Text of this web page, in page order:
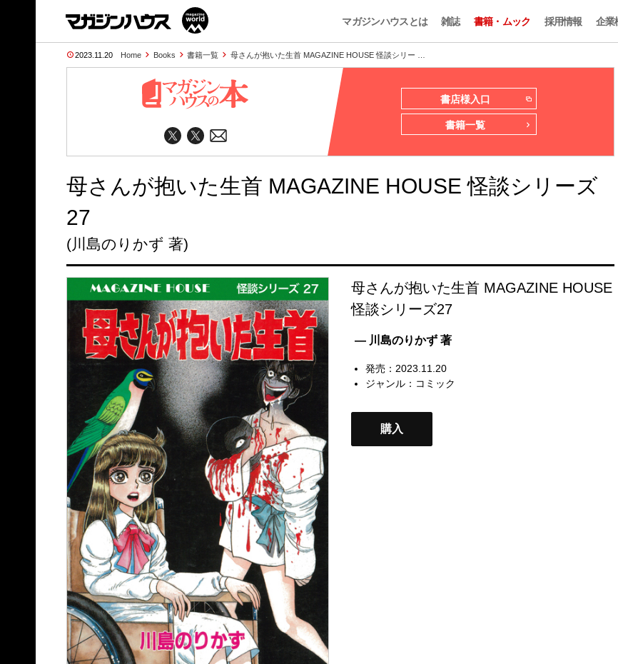
マガジンハウスとは 雑誌 書籍・ムック 採用情報 企業
2023.11.20 Home Books 書籍一覧 母さんが抱いた生首 MAGAZINE HOUSE 怪談シリー …
書店様入口
書籍一覧
母さんが抱いた生首 MAGAZINE HOUSE 怪談シリーズ
27
(川島のりかず 著)
母さんが抱いた生首 MAGAZINE HOUSE
怪談シリーズ27
— 川島のりかず 著
発売：2023.11.20
ジャンル： コミック
購入